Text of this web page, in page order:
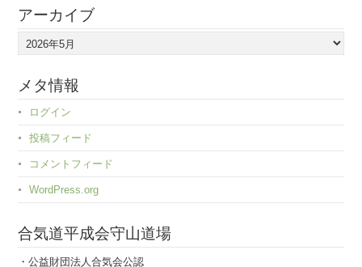
アーカイブ
ア
ー
ブ
メタ情報
ログイン
投稿フィード
コメントフィード
WordPress.org
合気道平成会守山道場
・公益財団法人合気会公認